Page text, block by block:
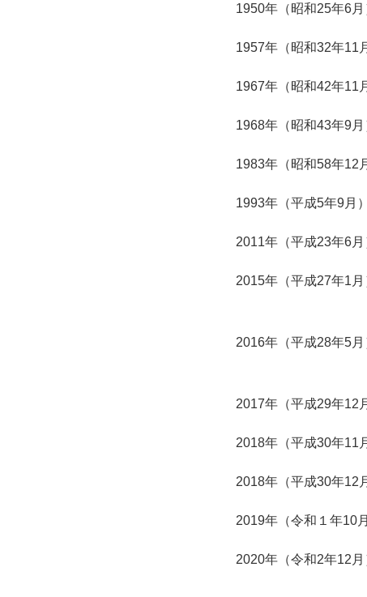
1950年（昭和25年6月
1957年（昭和32年11
1967年（昭和42年11
1968年（昭和43年9月
1983年（昭和58年12
1993年（平成5年9月）
2011年（平成23年6月
2015年（平成27年1月
2016年（平成28年5月
2017年（平成29年12
2018年（平成30年11
2018年（平成30年12
2019年（令和１年10月
2020年（令和2年12月